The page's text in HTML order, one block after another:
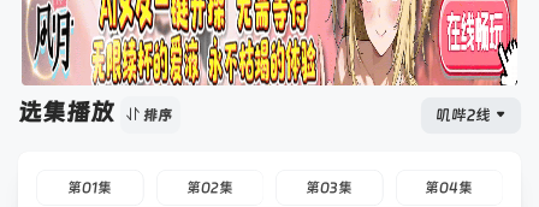
选集播放 排序 叽哔2线
第01集 第02集 第03集 第04集